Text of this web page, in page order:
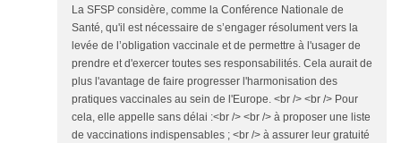
La SFSP considère, comme la Conférence Nationale de
Santé, qu'il est nécessaire de s’engager résolument vers la
levée de l’obligation vaccinale et de permettre à l'usager de
prendre et d'exercer toutes ses responsabilités. Cela aurait de
plus l'avantage de faire progresser l'harmonisation des
pratiques vaccinales au sein de l'Europe. <br /> <br /> Pour
cela, elle appelle sans délai :<br /> <br /> à proposer une liste
de vaccinations indispensables ; <br /> à assurer leur gratuité